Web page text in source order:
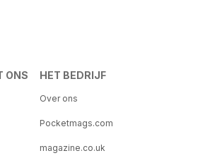
ONS
HET BEDRIJF
Over ons
Pocketmags.com
magazine.co.uk